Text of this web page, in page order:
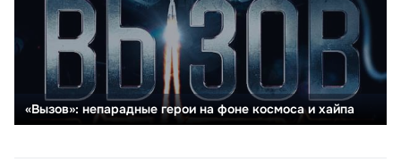
«Вызов»: непарадные герои на фоне космоса и хайпа